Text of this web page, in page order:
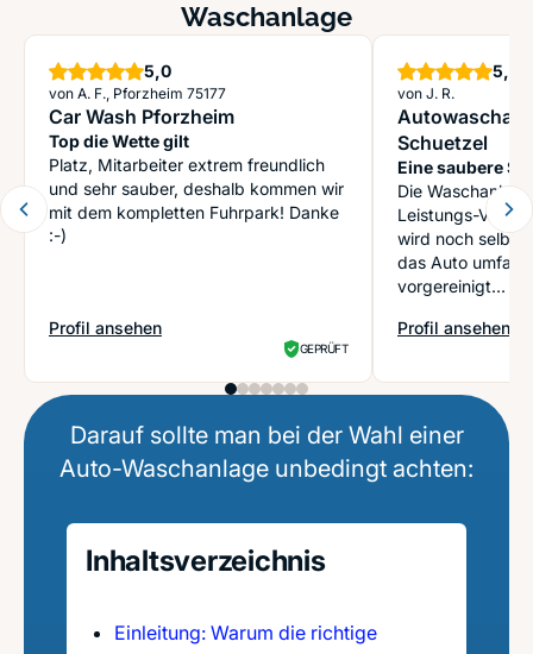
Waschanlage
5,0Sterne
von A. F., Pforzheim 75177
Car Wash Pforzheim
Top die Wette gilt
Platz, Mitarbeiter extrem freundlich
und sehr sauber, deshalb kommen wir
mit dem kompletten Fuhrpark! Danke
:-)
Profil ansehen
: Car Wash Pforzheim
GEPRÜFT
5,0
von J. R.
Schuetzel
Eine saubere
Die
Leistungs-
wird noch selbst
das Auto
vorgereinigt...
Profil ansehen
:
Darauf sollte man bei der Wahl einer
Auto-Waschanlage unbedingt achten:
Inhaltsverzeichnis
Einleitung: Warum die richtige